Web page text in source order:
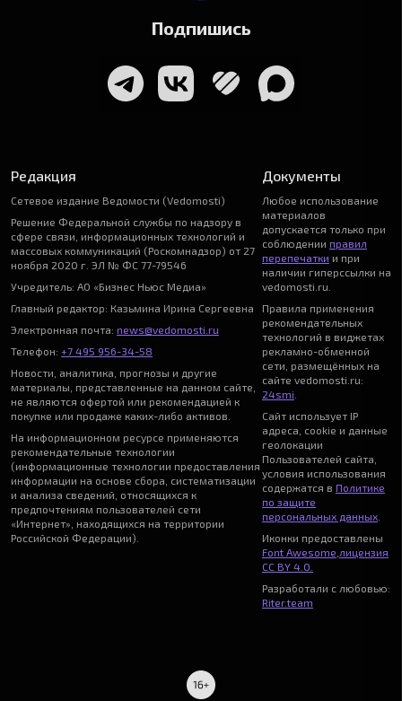
Подпишись
Редакция
Сетевое издание Ведомости (Vedomosti)
Решение Федеральной службы по надзору в
сфере связи, информационных технологий и
массовых коммуникаций (Роскомнадзор) от 27
ноября 2020 г. ЭЛ № ФС 77-79546
Учредитель: АО «Бизнес Ньюс Медиа»
Главный редактор: Казьмина Ирина Сергеевна
Электронная почта: news@vedomosti.ru
Телефон: +7 495 956-34-58
Новости, аналитика, прогнозы и другие
материалы, представленные на данном сайте,
не являются офертой или рекомендацией к
покупке или продаже каких-либо активов.
На информационном ресурсе применяются
рекомендательные технологии
(информационные технологии предоставления
информации на основе сбора, систематизации
и анализа сведений, относящихся к
предпочтениям пользователей сети
«Интернет», находящихся на территории
Российской Федерации).
Документы
Любое использование
материалов
допускается только при
соблюдении правил
перепечатки и при
наличии гиперссылки на
vedomosti.ru.
Правила применения
рекомендательных
технологий в виджетах
рекламно-обменной
сети, размещённых на
сайте vedomosti.ru:
24smi
Сайт использует IP
адреса, cookie и данные
геолокации
Пользователей сайта,
условия использования
содержатся в Политике
по защите
персональных данных.
Иконки предоставлены
Font Awesome лицензия
CC BY 4.0.
Разработали с любовью:
Riter.team